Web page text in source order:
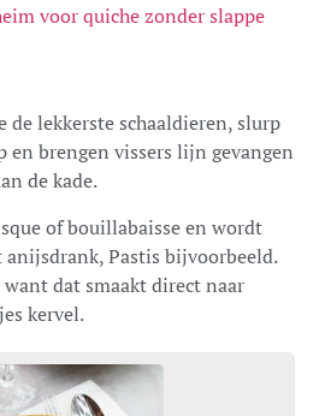
voor quiche zonder slappe
de lekkerste schaaldieren, slurp
en brengen vissers lijn gevangen
de kade.
of bouillabaisse en wordt
Pastis bijvoorbeeld.
dat smaakt direct naar
kervel.